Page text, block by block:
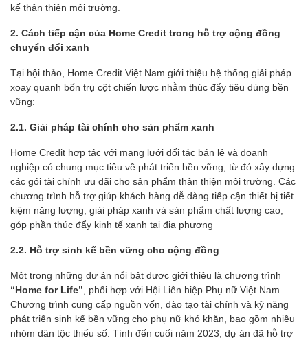
kế thân thiện môi trường.
2. Cách tiếp cận của Home Credit trong hỗ trợ cộng đồng
chuyển đổi xanh
Tại hội thảo, Home Credit Việt Nam giới thiệu hệ thống giải pháp
xoay quanh bốn trụ cột chiến lược nhằm thúc đẩy tiêu dùng bền
vững:
2.1. Giải pháp tài chính cho sản phẩm xanh
Home Credit hợp tác với mạng lưới đối tác bán lẻ và doanh
nghiệp có chung mục tiêu về phát triển bền vững, từ đó xây dựng
các gói tài chính ưu đãi cho sản phẩm thân thiện môi trường. Các
chương trình hỗ trợ giúp khách hàng dễ dàng tiếp cận thiết bị tiết
kiệm năng lượng, giải pháp xanh và sản phẩm chất lượng cao,
góp phần thúc đẩy kinh tế xanh tại địa phương
2.2. Hỗ trợ sinh kế bền vững cho cộng đồng
Một trong những dự án nổi bật được giới thiệu là chương trình
“Home for Life”, phối hợp với Hội Liên hiệp Phụ nữ Việt Nam.
Chương trình cung cấp nguồn vốn, đào tạo tài chính và kỹ năng
phát triển sinh kế bền vững cho phụ nữ khó khăn, bao gồm nhiều
nhóm dân tộc thiểu số. Tính đến cuối năm 2023, dự án đã hỗ trợ